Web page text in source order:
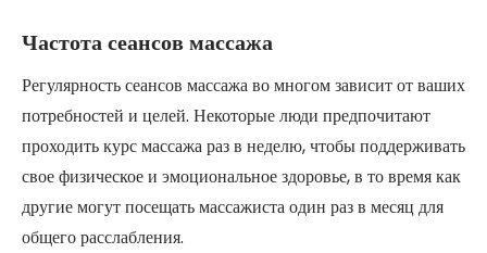
Частота сеансов массажа
Регулярность сеансов массажа во многом зависит от ваших
потребностей и целей. Некоторые люди предпочитают
проходить курс массажа раз в неделю, чтобы поддерживать
свое физическое и эмоциональное здоровье, в то время как
другие могут посещать массажиста один раз в месяц для
общего расслабления.